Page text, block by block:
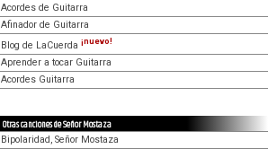
Acordes de Guitarra
Afinador de Guitarra
Blog de LaCuerda ¡nuevo!
Aprender a tocar Guitarra
Acordes Guitarra
Otras canciones de Señor Mostaza
Bipolaridad, Señor Mostaza